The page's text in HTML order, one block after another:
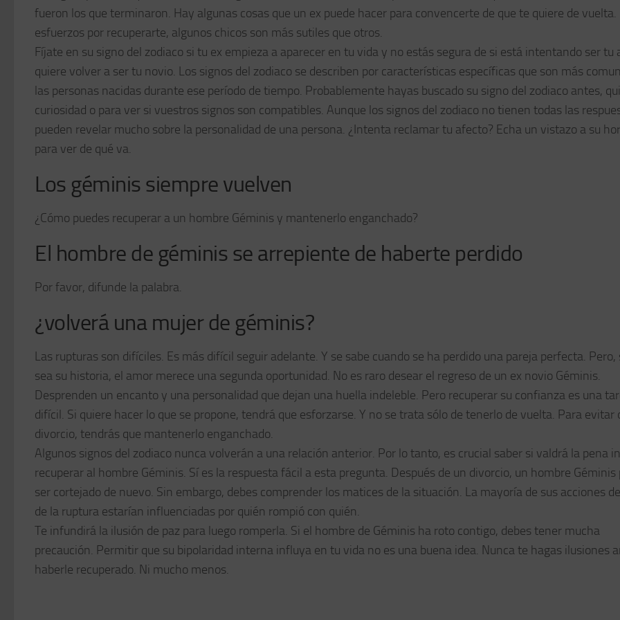
fueron los que terminaron. Hay algunas cosas que un ex puede hacer para convencerte de que te quiere de vuelta.
esfuerzos por recuperarte, algunos chicos son más sutiles que otros.
Fíjate en su signo del zodiaco si tu ex empieza a aparecer en tu vida y no estás segura de si está intentando ser tu
quiere volver a ser tu novio. Los signos del zodiaco se describen por características específicas que son más
las personas nacidas durante ese período de tiempo. Probablemente hayas buscado su signo del zodiaco antes,
curiosidad o para ver si vuestros signos son compatibles. Aunque los signos del zodiaco no tienen todas las
pueden revelar mucho sobre la personalidad de una persona. ¿Intenta reclamar tu afecto? Echa un vistazo a su
para ver de qué va.
Los géminis siempre vuelven
¿Cómo puedes recuperar a un hombre Géminis y mantenerlo enganchado?
El hombre de géminis se arrepiente de haberte perdido
Por favor, difunde la palabra.
¿volverá una mujer de géminis?
Las rupturas son difíciles. Es más difícil seguir adelante. Y se sabe cuando se ha perdido una pareja perfecta. Pero,
sea su historia, el amor merece una segunda oportunidad. No es raro desear el regreso de un ex novio Géminis.
Desprenden un encanto y una personalidad que dejan una huella indeleble. Pero recuperar su confianza es una
difícil. Si quiere hacer lo que se propone, tendrá que esforzarse. Y no se trata sólo de tenerlo de vuelta. Para evitar
divorcio, tendrás que mantenerlo enganchado.
Algunos signos del zodiaco nunca volverán a una relación anterior. Por lo tanto, es crucial saber si valdrá la pena
recuperar al hombre Géminis. Sí es la respuesta fácil a esta pregunta. Después de un divorcio, un hombre Géminis
ser cortejado de nuevo. Sin embargo, debes comprender los matices de la situación. La mayoría de sus acciones
de la ruptura estarían influenciadas por quién rompió con quién.
Te infundirá la ilusión de paz para luego romperla. Si el hombre de Géminis ha roto contigo, debes tener mucha
precaución. Permitir que su bipolaridad interna influya en tu vida no es una buena idea. Nunca te hagas ilusiones
haberle recuperado. Ni mucho menos.